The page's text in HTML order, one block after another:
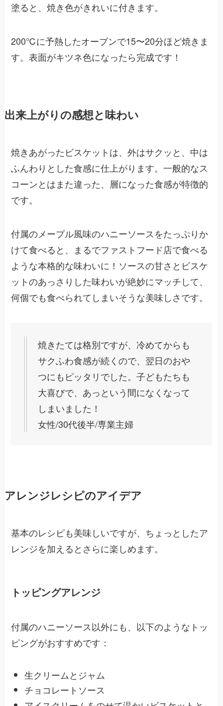
塗ると、焼き色がきれいに付きます。
200℃に予熱したオーブンで15〜20分ほど焼きま
す。表面がキツネ色になったら完成です！
出来上がりの感想と味わい
焼きあがったビスケットは、外はサクッと、中は
ふんわりとした食感に仕上がります。一般的なス
コーンとはまた違った、層になった食感が特徴的
です。
付属のメープル風味のハニーソースをたっぷりか
けて食べると、まるでファストフード店で食べる
ような本格的な味わいに！ソースの甘さとビスケ
ットのあっさりした味わいが絶妙にマッチして、
何個でも食べられてしまいそうな美味しさです。
焼きたては格別ですが、冷めてからも
サクふわ食感が続くので、翌日のおや
つにもピッタリでした。子どもたちも
大喜びで、あっという間になくなって
しまいました！
女性/30代後半/専業主婦
アレンジレシピのアイデア
基本のレシピも美味しいですが、ちょっとしたア
レンジを加えるとさらに楽しめます。
トッピングアレンジ
付属のハニーソース以外にも、以下のようなトッ
ピングがおすすめです：
生クリームとジャム
チョコレートソース